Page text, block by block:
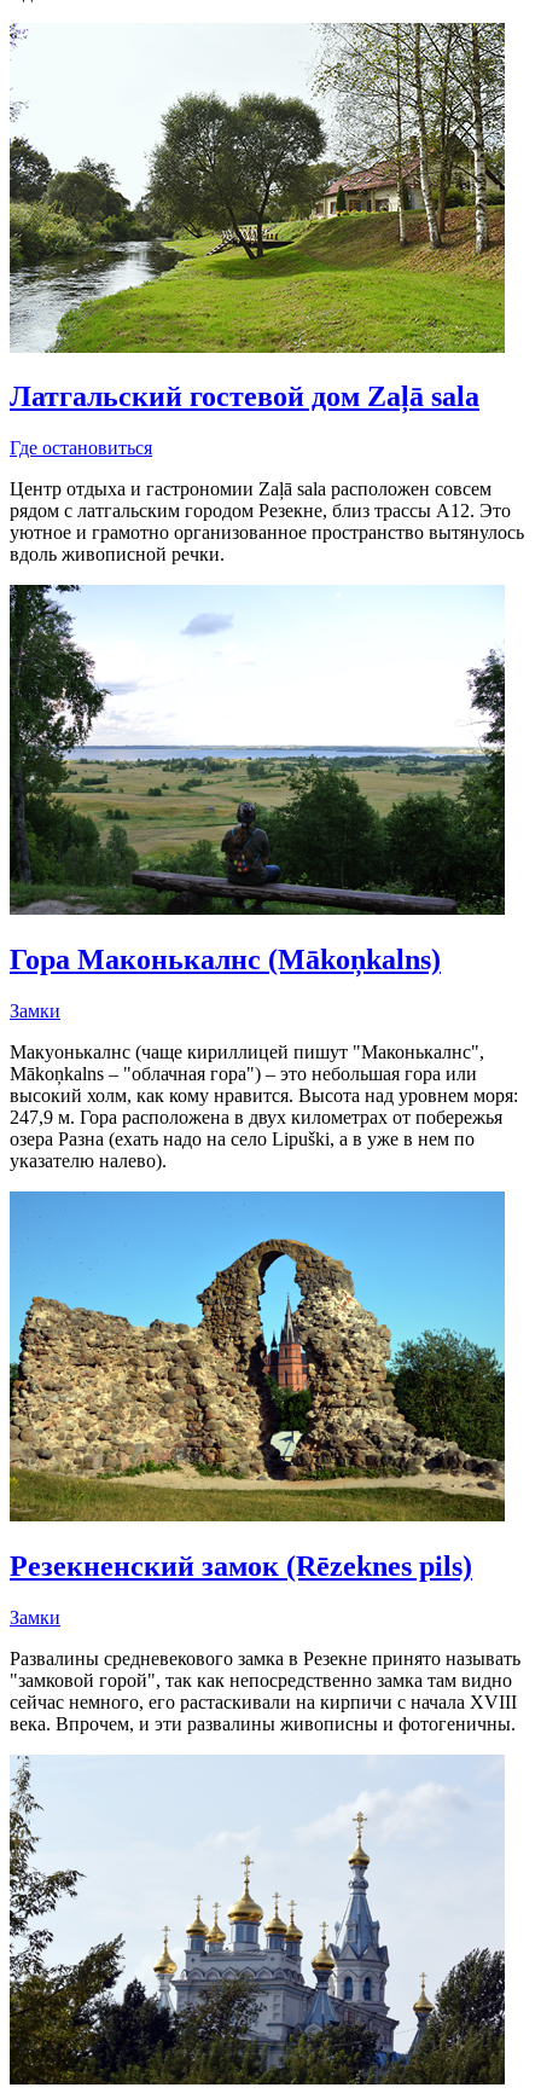
Латгальский гостевой дом Zaļā sala
Где остановиться
Центр отдыха и гастрономии Zaļā sala расположен совсем
рядом с латгальским городом Резекне, близ трассы A12. Это
уютное и грамотно организованное пространство вытянулось
вдоль живописной речки.
Гора Маконькалнс (Mākoņkalns)
Замки
Макуонькалнс (чаще кириллицей пишут "Маконькалнс",
Mākoņkalns – "облачная гора") – это небольшая гора или
высокий холм, как кому нравится. Высота над уровнем моря:
247,9 м. Гора расположена в двух километрах от побережья
озера Разна (ехать надо на село Lipuški, а в уже в нем по
указателю налево).
Резекненский замок (Rēzeknes pils)
Замки
Развалины средневекового замка в Резекне принято называть
"замковой горой", так как непосредственно замка там видно
сейчас немного, его растаскивали на кирпичи с начала XVIII
века. Впрочем, и эти развалины живописны и фотогеничны.